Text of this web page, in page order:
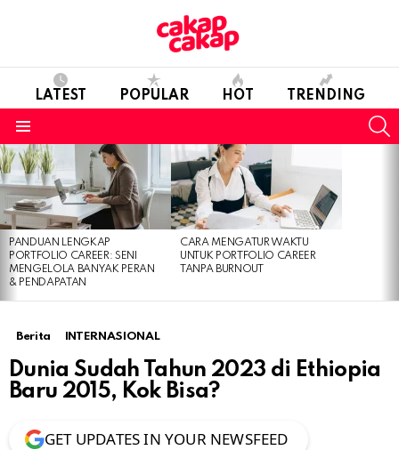
LATEST POPULAR HOT TRENDING
LATEST
STORIES
PANDUAN LENGKAP
PORTFOLIO CAREER: SENI
MENGELOLA BANYAK PERAN
& PENDAPATAN
CARA MENGATUR WAKTU
UNTUK PORTFOLIO CAREER
TANPA BURNOUT
Berita INTERNASIONAL
Dunia Sudah Tahun 2023 di Ethiopia
Baru 2015, Kok Bisa?
GET UPDATES IN YOUR NEWSFEED